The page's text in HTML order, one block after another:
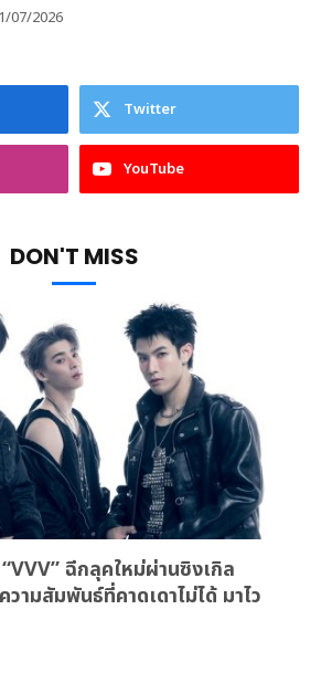
07/2026
Twitter
YouTube
DON'T MISS
“VVV” ฉีกลุคใหม่ผ่านซิงเกิล
ามสัมพันธ์ที่คาดเดาไม่ได้ มาไว